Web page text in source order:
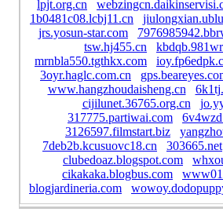
lpjt.org.cn
1b0481c08.lcbj11.cn
jrs.yosun-star.com
tsw.hj455.cn
mrnbla550.tgthkx.com
3oyr.haglc.com.cn
www.hangzhoudaisheng.cn
cijilunet.36765.org.cn
317775.partiwai.com
3126597.filmstart.biz
7deb2b.kcusuovc18.cn
303665.net
clubedoaz.blogspot.com
cikakaka.blogbus.com
blogjardineria.com